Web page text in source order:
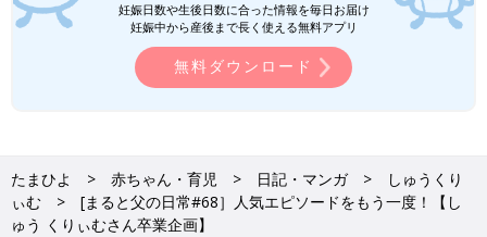
妊娠日数や生後日数に合った情報を毎日お届け
妊娠中から産後まで長く使える無料アプリ
無料ダウンロード
たまひよ 赤ちゃん・育児 日記・マンガ
しゅうくり
ぃむ
[まると父の日常#68］人気エピソードをもう一度！【し
ゅう くりぃむさん卒業企画】